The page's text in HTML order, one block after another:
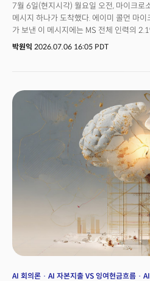
7월 6일(현지시각) 월요일 오전, 마이크로
메시지 하나가 도착했다. 에이미 콜먼 마
가 보낸 이 메시지에는 MS 전체 인력의
일자리를 없앤다는 충격적 내용이 담겨 있
메시지를 통해 “엑스박스 역사상 가장 큰
밝히며 향후 회계연도(FY27) 동안 약
감원 규모도 놀랍지만, 더 눈에 띄는 대목
말미에 “우리는 아직 이 여정의 초기 단계
있을 것이다. 회사의 다른 부문들도 유사
일회성 감원이 아니라 향후 추가 구조조
대부분 AI 데이터센터와 반도체 부분에 들
규모를 1900억달러(약 290조6600억원)
인프라 투자를 예고한 지 불과 두 달여 만
칼날은 적자에 시달려온 게임 사업부와 영
규모 AI 투자와 대규모 감원이 같은 회사
장면은 ‘AI로 인한 일자리 감소’라는 질문
박원익 2026.07.06 16:05 PDT
AI 회의론 AI 자본지출 VS 잉여현금흐름